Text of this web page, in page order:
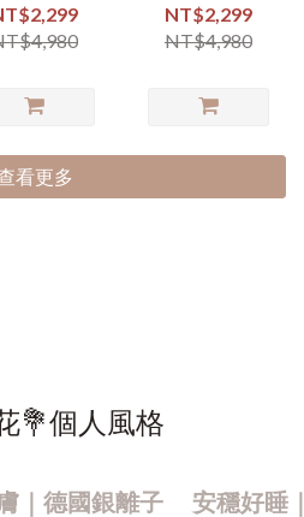
NT$2,299
NT$4,980
看更多
💐個人風格
｜德國銀離子 安穩好睡